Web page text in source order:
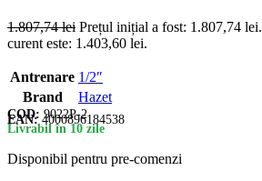
1.807,74lei Prețul inițial a fost: 1.807,74 lei.
curent este: 1.403,60 lei.
Antrenare 1/2″
Brand
Hazet
EAN: 4000896184538
COD: 9022P-2
Livrabil în 10 zile
Disponibil pentru pre-comenzi